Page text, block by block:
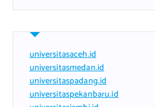
universitasaceh.id
universitasmedan.id
universitaspadang.id
universitaspekanbaru.id